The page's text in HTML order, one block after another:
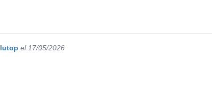
lutop el 17/05/2026